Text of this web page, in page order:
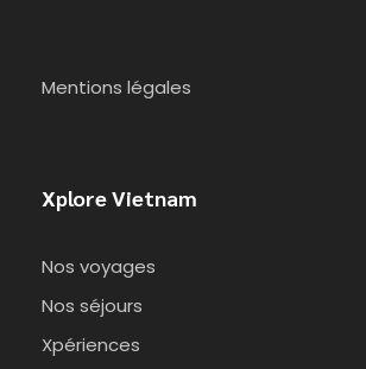
Mentions légales
Xplore Vietnam
Nos voyages
Nos séjours
Xpériences